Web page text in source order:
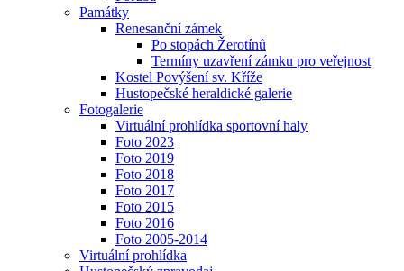
Památky
Renesanční zámek
Po stopách Žerotínů
Termíny uzavření zámku pro veřejnost
Kostel Povýšení sv. Kříže
Hustopečské heraldické galerie
Fotogalerie
Virtuální prohlídka sportovní haly
Foto 2023
Foto 2019
Foto 2018
Foto 2017
Foto 2015
Foto 2016
Foto 2005-2014
Virtuální prohlídka